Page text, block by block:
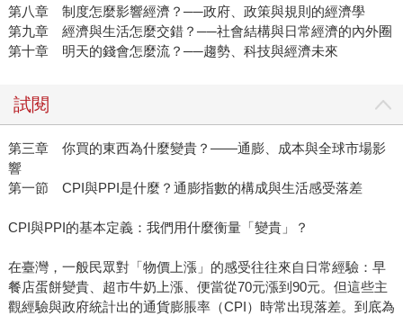
第八章 制度怎麼影響經濟？──政府、政策與規則的經濟學
第九章 經濟與生活怎麼交錯？──社會結構與日常經濟的內外圈
第十章 明天的錢會怎麼流？──趨勢、科技與經濟未來
試閱
第三章 你買的東西為什麼變貴？——通膨、成本與全球市場影
響
第一節 CPI與PPI是什麼？通膨指數的構成與生活感受落差
CPI與PPI的基本定義：我們用什麼衡量「變貴」？
在臺灣，一般民眾對「物價上漲」的感受往往來自日常經驗：早
餐店蛋餅變貴、超市牛奶上漲、便當從70元漲到90元。但這些主
觀經驗與政府統計出的通貨膨脹率（CPI）時常出現落差。到底為